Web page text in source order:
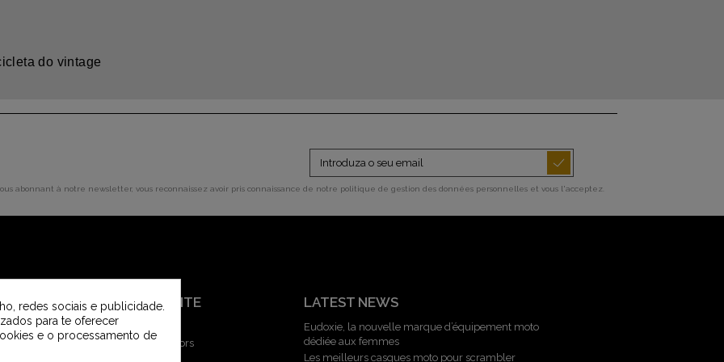
do vintage
abonnant à notre newsletter, vous reconnaissez avoir pris connaissance de notre politique de gestion des données personnelles et vous l'acceptez.
ATENDIMENTO AO CLIENTE
Contacte-nos
Serviço ao Cliente da Vintage Motors
LATEST NEWS
Eudoxie, la nouvelle marque d’équipement moto
dédiée aux femmes
Les meilleurs casques moto pour scrambler
redes sociais e publicidade.
para te oferecer
e o processamento de